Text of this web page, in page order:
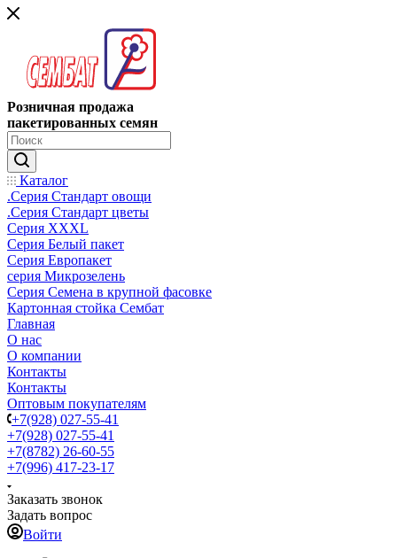
Розничная продажа
пакетированных семян
Каталог
.Серия Стандарт овощи
.Серия Стандарт цветы
Серия XXXL
Серия Белый пакет
Серия Европакет
серия Микрозелень
Серия Семена в крупной фасовке
Картонная стойка Сембат
Главная
О нас
О компании
Контакты
Контакты
Оптовым покупателям
+7(928) 027-55-41
+7(928) 027-55-41
+7(8782) 26-60-55
+7(996) 417-23-17
Заказать звонок
Задать вопрос
Войти